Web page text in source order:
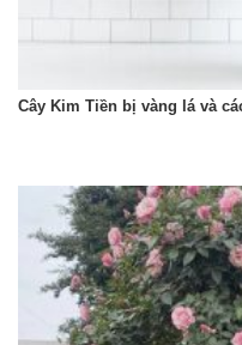
Cây Kim Tiền bị vàng lá và